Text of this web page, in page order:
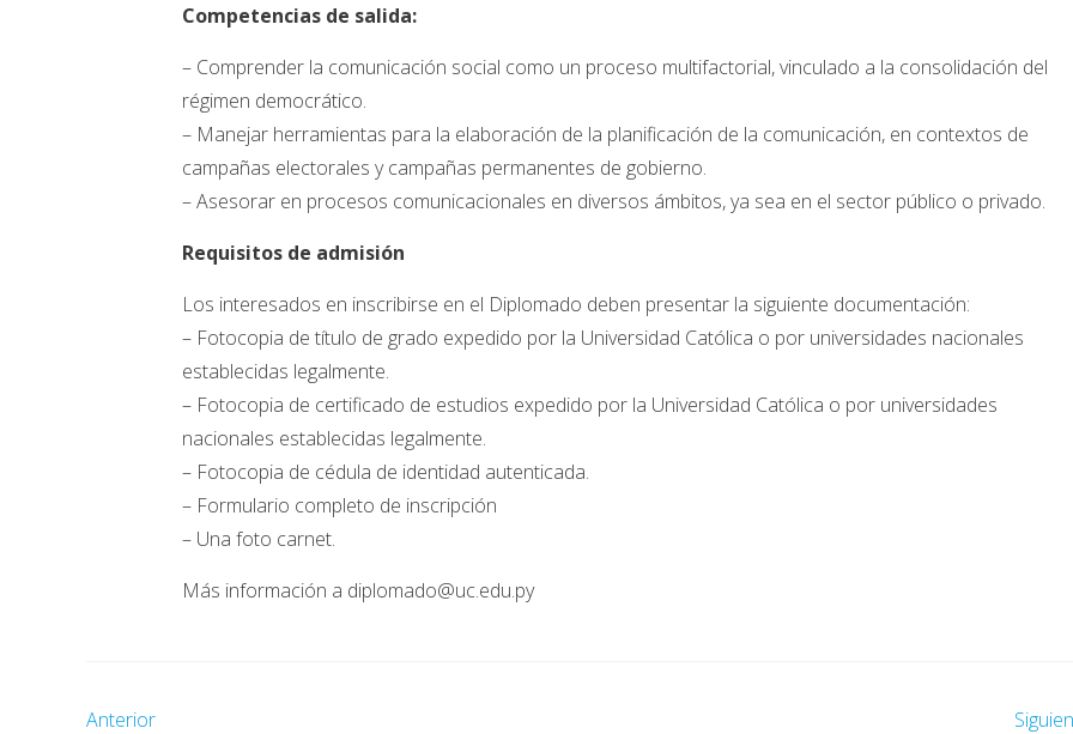
Competencias de salida:
– Comprender la comunicación social como un proceso multifactorial, vinculado a la consolidación del
régimen democrático.
– Manejar herramientas para la elaboración de la planificación de la comunicación, en contextos de
campañas electorales y campañas permanentes de gobierno.
– Asesorar en procesos comunicacionales en diversos ámbitos, ya sea en el sector público o privado.
Requisitos de admisión
Los interesados en inscribirse en el Diplomado deben presentar la siguiente documentación:
– Fotocopia de título de grado expedido por la Universidad Católica o por universidades nacionales
establecidas legalmente.
– Fotocopia de certificado de estudios expedido por la Universidad Católica o por universidades
nacionales establecidas legalmente.
– Fotocopia de cédula de identidad autenticada.
– Formulario completo de inscripción
– Una foto carnet.
Más información a diplomado@uc.edu.py
Anterior